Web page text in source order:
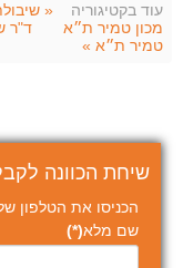
עוד בקטיגוריה
מכון טמיר ת״א
ד"ר
טמיר ת״א »
שיחת הכוונה
הכניסו את הטלפון
שם מלא(*)